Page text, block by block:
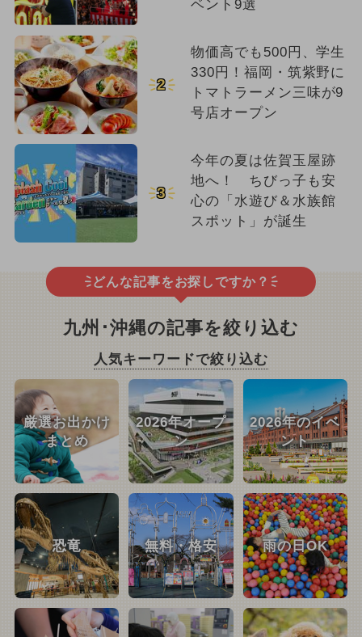
ベント9選
2
物価高でも500円、学生
330円！福岡・筑紫野に
トマトラーメン三味が9
号店オープン
3
今年の夏は佐賀玉屋跡
地へ！ ちびっ子も安
心の「水遊び＆水族館
スポット」が誕生
どんな記事をお探しですか？
九州･沖縄の記事を絞り込む
人気キーワードで絞り込む
厳選お出かけ
まとめ
2026年オープ
ン
2026年のイベ
ント
恐竜 無料・格安 雨の日OK